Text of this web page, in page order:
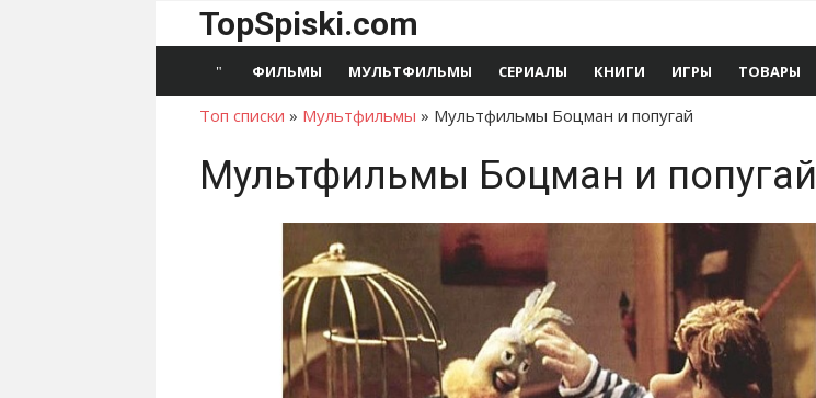
TopSpiski.com
ФИЛЬМЫ МУЛЬТФИЛЬМЫ СЕРИАЛЫ КНИГИ ИГРЫ ТОВАРЫ
Топ списки » Мультфильмы » Мультфильмы Боцман и попугай
Мультфильмы Боцман и попугай